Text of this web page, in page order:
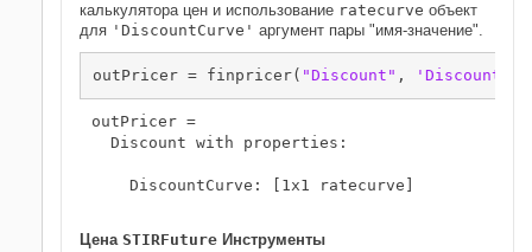
калькулятора цен и использование ratecurve объект
для 'DiscountCurve' аргумент пары "имя-значение".
outPricer = finpricer( "Discount" ,
outPricer =
  Discount with properties:
    DiscountCurve: [1x1 ratecurve]
Цена STIRFuture Инструменты